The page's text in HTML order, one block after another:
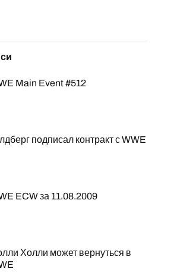
Main Event #512
подписал контракт с WWE
ECW за 11.08.2009
Холли может вернуться в